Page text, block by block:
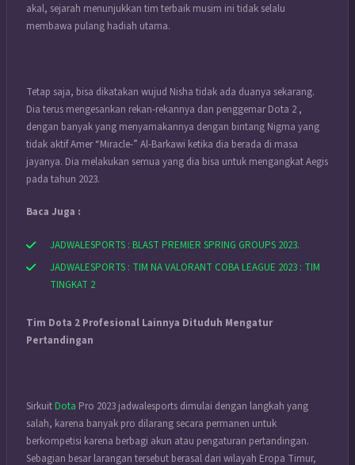
akal, sejarah menunjukkan tim terbaik musim ini tidak selalu
membawa pulang hadiah utama.
Tetap saja, bisa dikatakan wujud Nisha tidak ada duanya sekarang.
Dia terus mengesankan rekan-rekannya dan penggemar Dota 2 ,
dengan banyak yang menyamakannya dengan bintang Nigma yang
tidak aktif Amer “Miracle-” Al-Barkawi ketika dia berada di masa
jayanya. Dia melakukan semua yang dia bisa untuk mengangkat Aegis
pada tahun 2023.
Baca Juga :
JADWALESPORTS : BLAST PREMIER SPRING GROUPS 2023.
JADWALESPORTS : TIM NA VALORANT COBA LEAGUE 2023 : TIM
TINGKAT 2
Tim Dota 2 Profesional Lainnya Dituduh Mengatur
Pertandingan
SirkuitDota Pro 2023 jadwalesports dimulai dengan langkah yang
salah, karena banyak pro dilarang secara permanen untuk
berkompetisi karena berbagi akun atau pengaturan pertandingan.
Sebagian besar larangan tersebut berasal dari wilayah Eropa Timur,